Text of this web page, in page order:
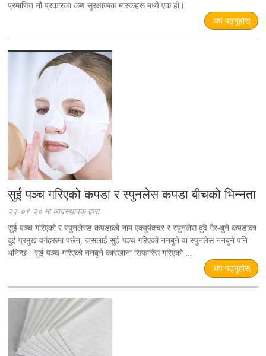
प्रमाणित नौ प्रकारका कण सुरक्षात्मक मास्कहरू मध्ये एक हो।
थप पढ्नुहोस्
सुई पञ्च गरिएको कपडा र स्पुनलेस कपडा बीचको भिन्नता
२२-०९-२० मा व्यवस्थापक द्वारा
सुई पञ्च गरिएको र स्पुनलेस्ड कपडाको नाम एक्यूपंक्चर र स्पुनलेस दुवै गैर-बुने कपडाका
दुई प्रमुख वर्गहरूमा पर्छन्, जसलाई सुई-पञ्च गरिएको ननबुने वा स्पुनलेस ननबुने पनि
भनिन्छ। सुई पञ्च गरिएको ननबुने कारखाना सिफारिस गरिएको ...
थप पढ्नुहोस्